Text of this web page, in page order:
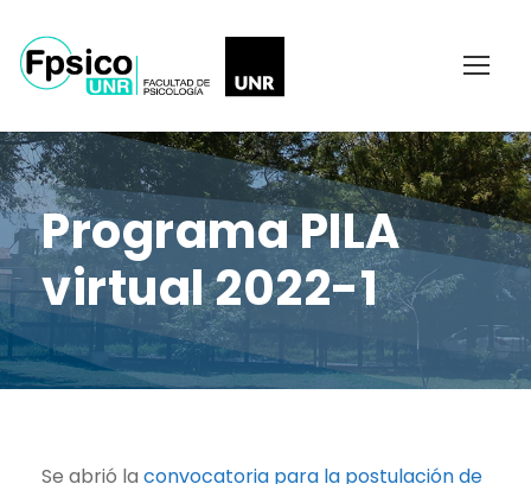
Programa PILA
virtual 2022-1
Se abrió la convocatoria para la postulación de